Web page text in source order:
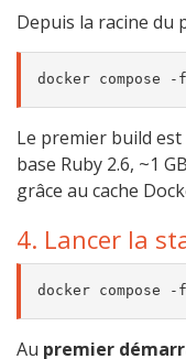
Depuis la racine du
Le premier build
base Ruby 2.6, ~1
grâce au cache
4. Lancer la
Au premier